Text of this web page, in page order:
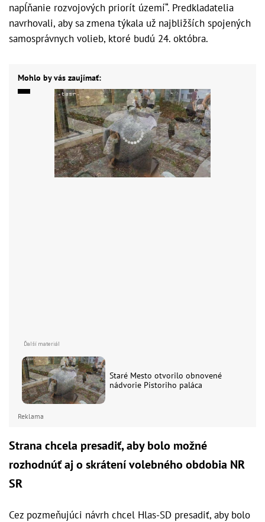
napĺňanie rozvojových priorít území“. Predkladatelia
navrhovali, aby sa zmena týkala už najbližších spojených
samosprávnych volieb, ktoré budú 24. októbra.
Mohlo by vás zaujímať:
Staré Mesto otvorilo obnovené
nádvorie Pistoriho paláca
Reklama
Strana chcela presadiť, aby bolo možné
rozhodnúť aj o skrátení volebného obdobia NR
SR
Cez pozmeňujúci návrh chcel Hlas-SD presadiť, aby bolo